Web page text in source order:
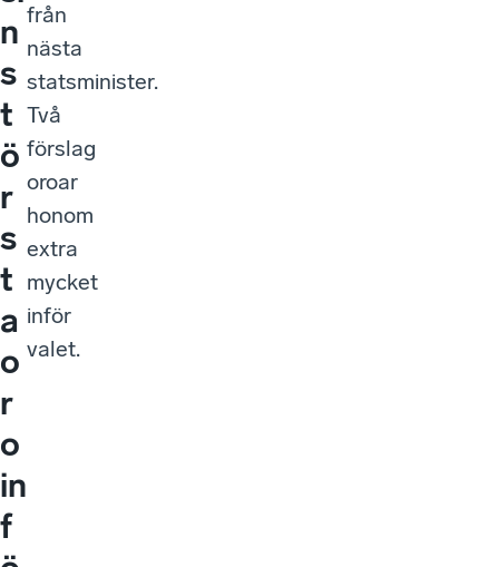
n
s
t
ö
r
s
t
a
o
r
o
in
f
från
nästa
statsminister.
Två
förslag
oroar
honom
extra
mycket
inför
valet.